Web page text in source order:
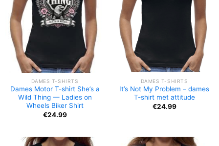
DAMES T-SHIRTS
Dames Motor T-shirt She’s a
Wild Thing — Ladies on
Wheels Biker Shirt
€24.99
DAMES T-SHIRTS
It’s Not My Problem – dames
T-shirt met attitude
€24.99